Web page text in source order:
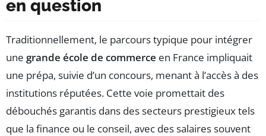
en question
Traditionnellement, le parcours typique pour intégrer
une grande école de commerce en France impliquait
une prépa, suivie d’un concours, menant à l’accès à des
institutions réputées. Cette voie promettait des
débouchés garantis dans des secteurs prestigieux tels
que la finance ou le conseil, avec des salaires souvent